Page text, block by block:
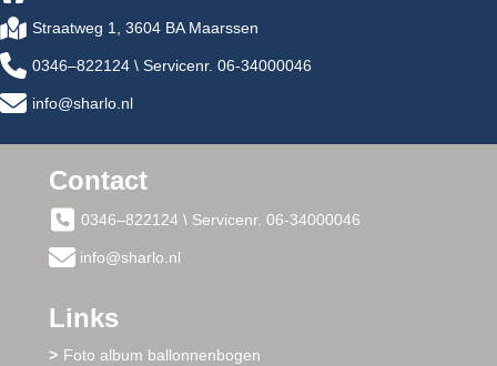
Straatweg 1, 3604 BA Maarssen
0346–822124 \ Servicenr. 06-34000046
info@sharlo.nl
Contact
0346–822124 \ Servicenr. 06-34000046
info@sharlo.nl
Links
Foto album ballonnenbogen